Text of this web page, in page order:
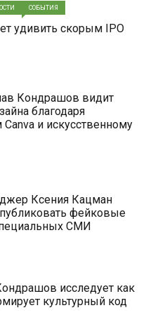
СОБЫТИЯ
удивить скорым IPO
Кондрашов видит
благодаря
и искусственному
Ксения Кацман
фейковые
СМИ
исследует как
культурный код